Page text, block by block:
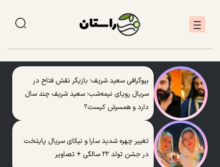
بیوگرافی سعید شریف؛ بازیگر نقش فتاح در
سریال رویای نیمه‌شب؛ سعید شریف چند سال
دارد و همسرش کیست؟
تغییر چهره شدید سارا و نیکای سریال پایتخت
در جشن تولد ۲۲ سالگی + تصاویر